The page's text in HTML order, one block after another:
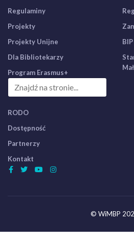
Regulaminy
Projekty
Projekty Unijne
Dla Bibliotekarzy
Program Erasmus+
BIP
RODO
Dostępność
Partnerzy
Kontakt
© WiMBP